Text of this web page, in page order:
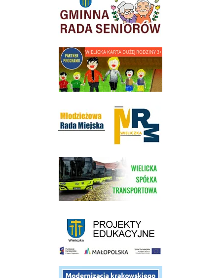
link do strony - Wielicka Karta Dużej Rodziny
link do strony Wielickiej Spółki Transportowej
link do opisu projektu budowy linii kolejowej Krakow Rudzice